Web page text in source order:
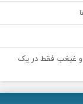
و غبغب فقط در یک